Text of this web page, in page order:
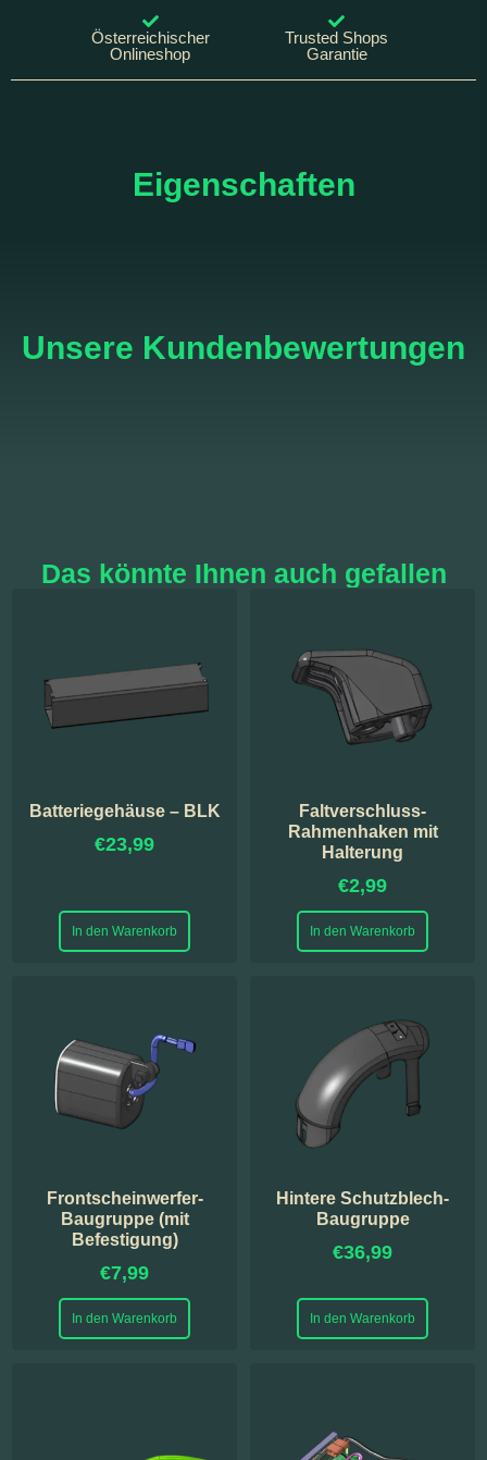
Österreichischer
Onlineshop
Trusted Shops
Garantie
Eigenschaften
Unsere Kundenbewertungen
Das könnte Ihnen auch gefallen
Batteriegehäuse – BLK
€23,99
In den Warenkorb
Faltverschluss-
Rahmenhaken mit
Halterung
€2,99
In den Warenkorb
Frontscheinwerfer-
Baugruppe (mit
Befestigung)
€7,99
In den Warenkorb
Hintere Schutzblech-
Baugruppe
€36,99
In den Warenkorb